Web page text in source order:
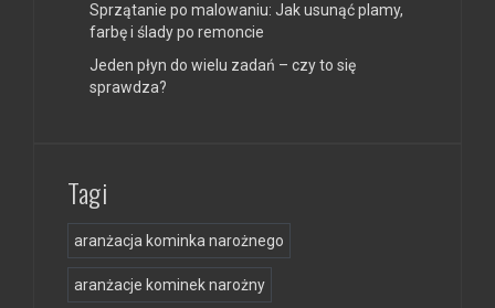
Sprzątanie po malowaniu: Jak usunąć plamy,
farbę i ślady po remoncie
Jeden płyn do wielu zadań – czy to się
sprawdza?
Tagi
aranżacja kominka narożnego
aranżacje kominek narożny